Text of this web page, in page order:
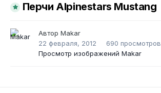
Перчи Alpinestars Mustang
Автор Makar
22 февраля, 2012
690 просмотров
Просмотр изображений Makar